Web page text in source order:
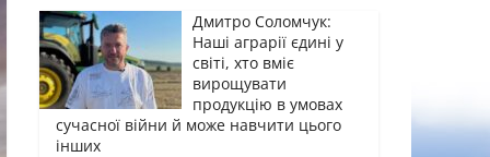
Дмитро Соломчук:
Наші аграрії єдині у
світі, хто вміє
вирощувати
продукцію в умовах
сучасної війни й може навчити цього
інших